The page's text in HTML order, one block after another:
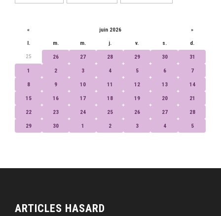
« juin 2026 »
l. m. m. j. v. s. d.
25 26 27 28 29 30 31
1 2 3 4 5 6 7
8 9 10 11 12 13 14
15 16 17 18 19 20 21
22 23 24 25 26 27 28
29 30 1 2 3 4 5
ARTICLES HASARD